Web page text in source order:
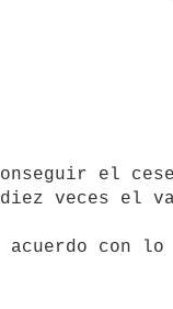
veces el